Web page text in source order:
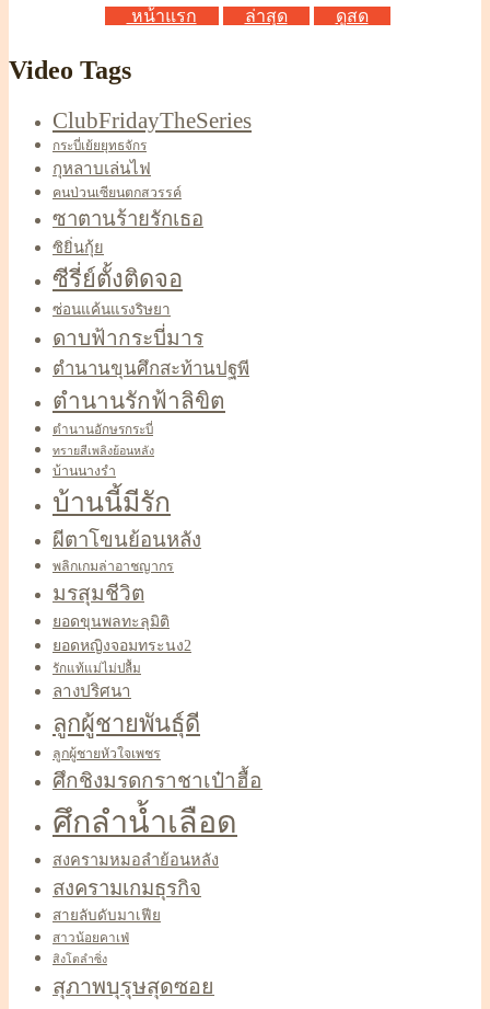
หน้าแรก ล่าสุด ดูสด
Video Tags
ClubFridayTheSeries
กระบี่เย้ยยุทธจักร
กุหลาบเล่นไฟ
คนป่วนเซียนตกสวรรค์
ซาตานร้ายรักเธอ
ซิยิ่นกุ้ย
ซีรี่ย์ตั้งติดจอ
ซ่อนแค้นแรงริษยา
ดาบฟ้ากระบี่มาร
ตำนานขุนศึกสะท้านปฐพี
ตำนานรักฟ้าลิขิต
ตำนานอักษรกระบี่
ทรายสีเพลิงย้อนหลัง
บ้านนางรำ
บ้านนี้มีรัก
ผีตาโขนย้อนหลัง
พลิกเกมล่าอาชญากร
มรสุมชีวิต
ยอดขุนพลทะลุมิติ
ยอดหญิงจอมทระนง2
รักแท้แม่ไม่ปลื้ม
ลางปริศนา
ลูกผู้ชายพันธุ์ดี
ลูกผู้ชายหัวใจเพชร
ศึกชิงมรดกราชาเป๋าฮื้อ
ศึกลำน้ำเลือด
สงครามหมอลำย้อนหลัง
สงครามเกมธุรกิจ
สายลับดับมาเฟีย
สาวน้อยคาเฟ่
สิงโตลำซิ่ง
สุภาพบุรุษสุดซอย